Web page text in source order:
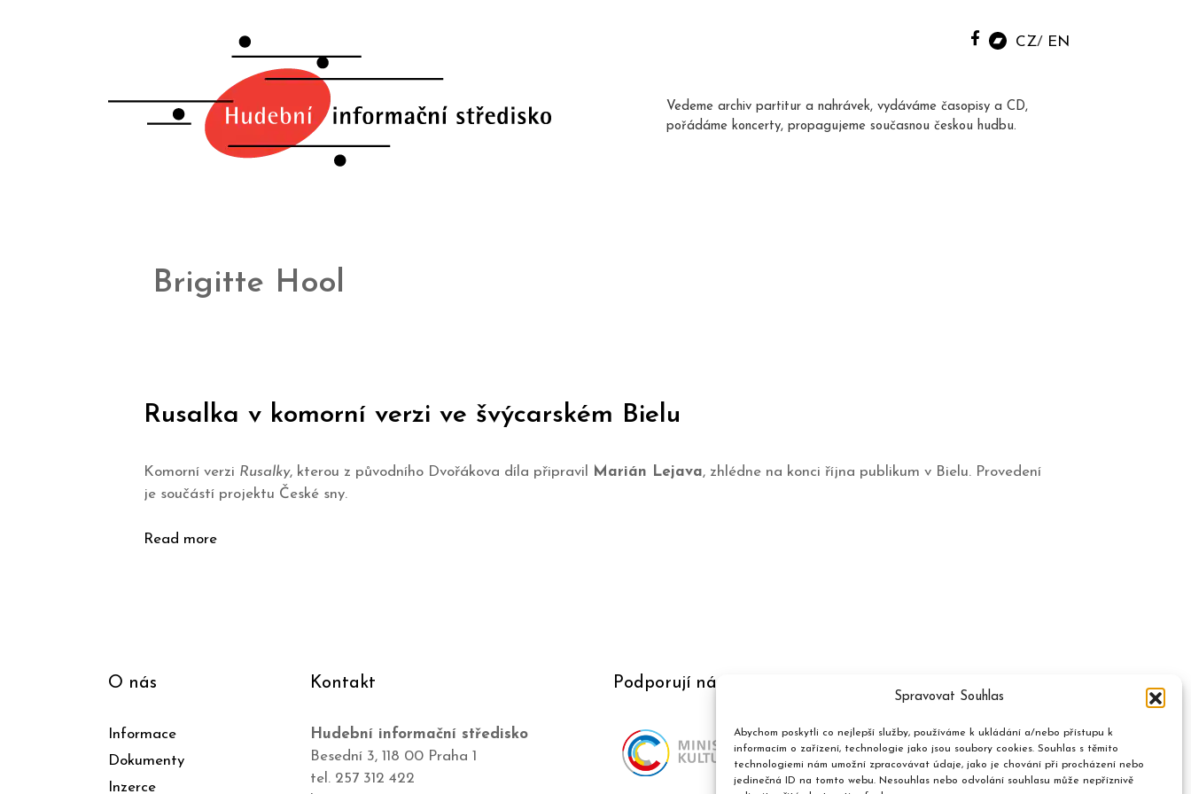
Spravovat Souhlas
Abychom poskytli co nejlepší služby, používáme k ukládání a/nebo přístupu k
informacím o zařízení, technologie jako jsou soubory cookies. Souhlas s těmito
technologiemi nám umožní zpracovávat údaje, jako je chování při procházení nebo
jedinečná ID na tomto webu. Nesouhlas nebo odvolání souhlasu může nepříznivě
CZ EN
Vedeme archiv partitur a nahrávek, vydáváme časopisy a CD,
pořádáme koncerty, propagujeme současnou českou hudbu.
Brigitte Hool
Rusalka v komorní verzi ve švýcarském Bielu
Komorní verzi Rusalky, kterou z původního Dvořákova díla připravil Marián Lejava, zhlédne na konci října publikum v Bielu. Provedení
je součástí projektu České sny.
Read more
O nás
Informace
Dokumenty
Inzerce
Kontakt
Hudební informační středisko
Besední 3, 118 00 Praha 1
tel. 257 312 422
Podporují nás